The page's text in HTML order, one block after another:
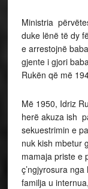
Ministria
duke lënë të dy
e arrestojnë
gjente i gjori
Rukën që më
Më 1950, Idriz
herë akuza ish
sekuestrimin e
nuk kish mbetur
mamaja priste e
ç’ngjyrosura
familja u